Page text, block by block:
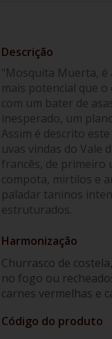
"Mosquita Muerta, é
mais potencial que
com um bater de
inesperado, um
Assim é descrito
uvas vindas do Vale
francês, de primeiro
compota, mirtilos e
paladar taninos
estruturados.
Harmonização
Churrasco de
no fogo ou
carnes vermelhas e
Código do produto